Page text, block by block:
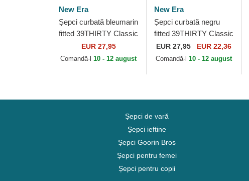
New Era
Șepci curbată bleumarin
fitted 39THIRTY Classic
de New York Yankees
MLB de New Era
EUR 27,95
Comandă-l10 - 12 august
New Era
Șepci curbată negru
fitted 39THIRTY Classic
de New York Yankees
MLB de New Era
EUR27,95 EUR 22,36
Comandă-l10 - 12 august
Șepci de vară
Șepci ieftine
Șepci Goorin Bros
Șepci pentru femei
Șepci pentru copii